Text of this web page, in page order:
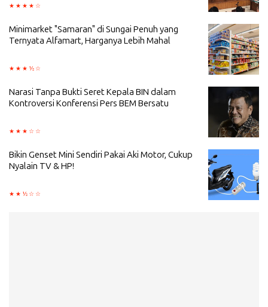
Minimarket "Samaran" di Sungai Penuh yang
Ternyata Alfamart, Harganya Lebih Mahal
Narasi Tanpa Bukti Seret Kepala BIN dalam
Kontroversi Konferensi Pers BEM Bersatu
Bikin Genset Mini Sendiri Pakai Aki Motor, Cukup
Nyalain TV & HP!